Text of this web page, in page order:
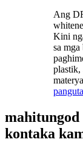
Ang
Kini
sa
plastik,
mahitungod
kontaka